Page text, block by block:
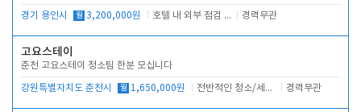
경기 용인시 월 3,200,000원 호텔 내 외부 점검 및 프런트 운영 경력무관
고요스테이
춘천 고요스테이 청소팀 한분 모십니다
강원특별자치도 춘천시 월 1,650,000원 전반적인 청소/세탁업무 경력무관